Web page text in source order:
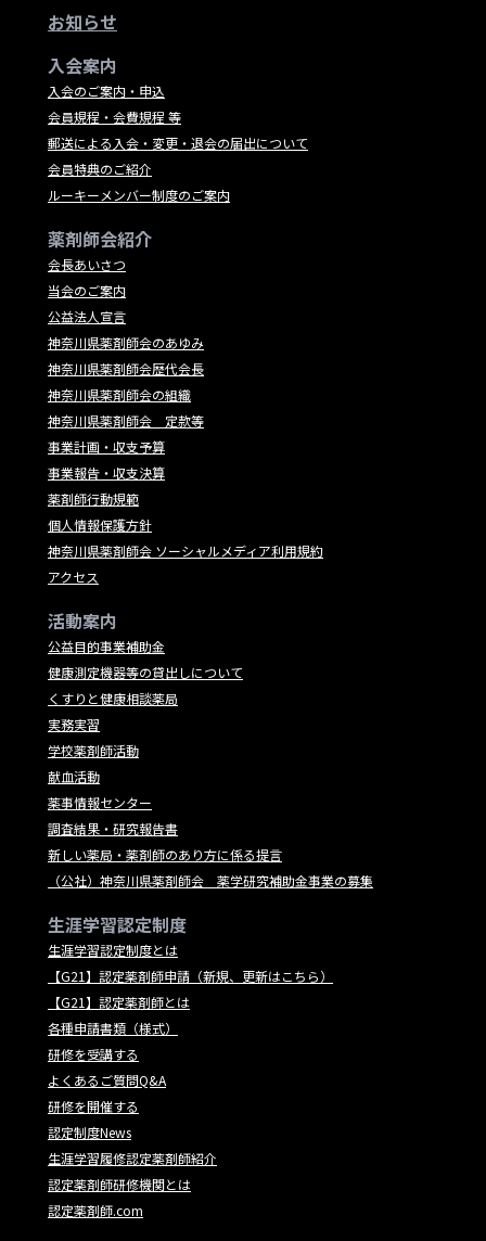
お知らせ
入会案内
入会のご案内・申込
会員規程・会費規程 等
郵送による入会・変更・退会の届出について
会員特典のご紹介
ルーキーメンバー制度のご案内
薬剤師会紹介
会長あいさつ
当会のご案内
公益法人宣言
神奈川県薬剤師会のあゆみ
神奈川県薬剤師会歴代会長
神奈川県薬剤師会の組織
神奈川県薬剤師会 定款等
事業計画・収支予算
事業報告・収支決算
薬剤師行動規範
個人情報保護方針
神奈川県薬剤師会 ソーシャルメディア利用規約
アクセス
活動案内
公益目的事業補助金
健康測定機器等の貸出しについて
くすりと健康相談薬局
実務実習
学校薬剤師活動
献血活動
薬事情報センター
調査結果・研究報告書
新しい薬局・薬剤師のあり方に係る提言
（公社）神奈川県薬剤師会 薬学研究補助金事業の募集
生涯学習認定制度
生涯学習認定制度とは
【G21】認定薬剤師申請（新規、更新はこちら）
【G21】認定薬剤師とは
各種申請書類（様式）
研修を受講する
よくあるご質問Q&A
研修を開催する
認定制度News
生涯学習履修認定薬剤師紹介
認定薬剤師研修機関とは
認定薬剤師.com